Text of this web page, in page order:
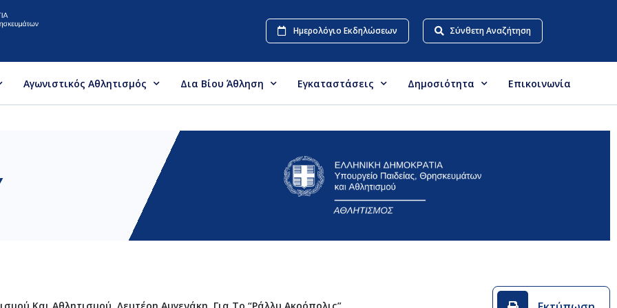
Ημερολόγιο Εκδηλώσεων Σύνθετη Αναζήτηση
Αγωνιστικός Αθλητισμός Δια Βίου Άθληση Εγκαταστάσεις Δημοσιότητα Επικοινωνία